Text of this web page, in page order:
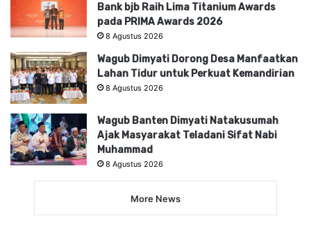
Bank bjb Raih Lima Titanium Awards
pada PRIMA Awards 2026
8 Agustus 2026
Wagub Dimyati Dorong Desa Manfaatkan
Lahan Tidur untuk Perkuat Kemandirian
8 Agustus 2026
Wagub Banten Dimyati Natakusumah
Ajak Masyarakat Teladani Sifat Nabi
Muhammad
8 Agustus 2026
More News